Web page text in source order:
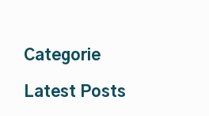
Categorie
Latest Posts